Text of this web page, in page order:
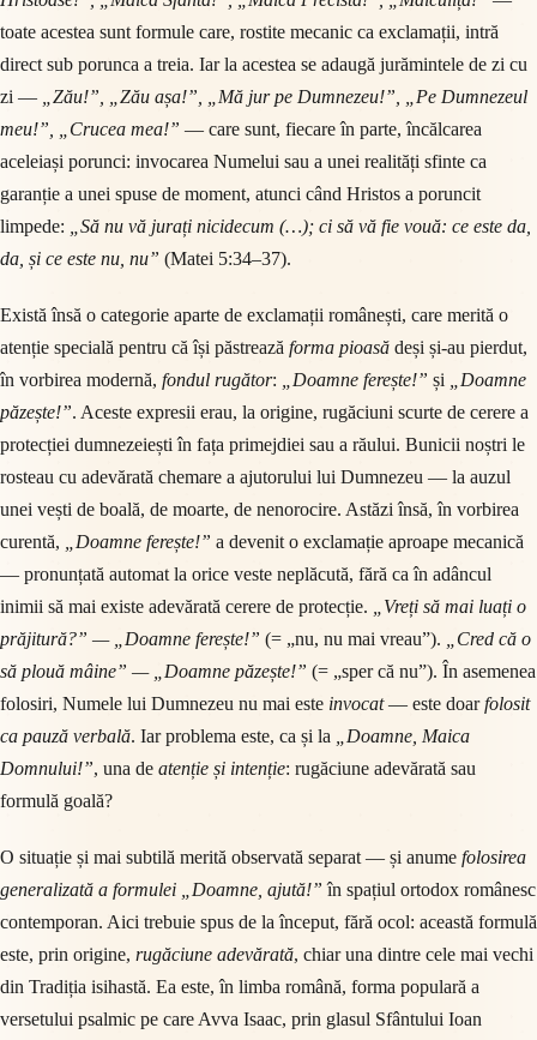
toate acestea sunt formule care, rostite mecanic ca exclamații, intră
direct sub porunca a treia. Iar la acestea se adaugă jurămintele de zi cu
zi — „Zău!”, „Zău așa!”, „Mă jur pe Dumnezeu!”, „Pe Dumnezeul
meu!”, „Crucea mea!” — care sunt, fiecare în parte, încălcarea
aceleiași porunci: invocarea Numelui sau a unei realități sfinte ca
garanție a unei spuse de moment, atunci când Hristos a poruncit
limpede: „Să nu vă jurați nicidecum (…); ci să vă fie vouă: ce este da,
da, și ce este nu, nu” (Matei 5:34–37).
Există însă o categorie aparte de exclamații românești, care merită o
atenție specială pentru că își păstrează forma pioasă deși și-au pierdut,
în vorbirea modernă, fondul rugător: „Doamne ferește!” și „Doamne
păzește!”. Aceste expresii erau, la origine, rugăciuni scurte de cerere a
protecției dumnezeiești în fața primejdiei sau a răului. Bunicii noștri le
rosteau cu adevărată chemare a ajutorului lui Dumnezeu — la auzul
unei vești de boală, de moarte, de nenorocire. Astăzi însă, în vorbirea
curentă, „Doamne ferește!” a devenit o exclamație aproape mecanică
— pronunțată automat la orice veste neplăcută, fără ca în adâncul
inimii să mai existe adevărată cerere de protecție. „Vreți să mai luați o
prăjitură?” — „Doamne ferește!” (= „nu, nu mai vreau”). „Cred că o
să plouă mâine” — „Doamne păzește!” (= „sper că nu”). În asemenea
folosiri, Numele lui Dumnezeu nu mai este invocat— este doarfolosit
ca pauză verbală. Iar problema este, ca și la „Doamne, Maica
Domnului!”, una de atenție și intenție: rugăciune adevărată sau
formulă goală?
O situație și mai subtilă merită observată separat — și anume folosirea
generalizată a formulei „Doamne, ajută!” în spațiul ortodox românesc
contemporan. Aici trebuie spus de la început, fără ocol: această formulă
este, prin origine, rugăciune adevărată, chiar una dintre cele mai vechi
din Tradiția isihastă. Ea este, în limba română, forma populară a
versetului psalmic pe care Avva Isaac, prin glasul Sfântului Ioan